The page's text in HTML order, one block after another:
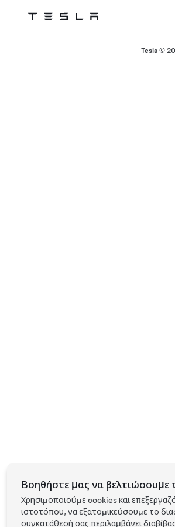
Tesla
Tesla ©
Βοηθήστε μας να βελτιώσουμε
Χρησιμοποιούμε cookies και
ιστοτόπου, να εξατομικεύσουμε το
συγκατάθεσή σας περιλαμβάνει